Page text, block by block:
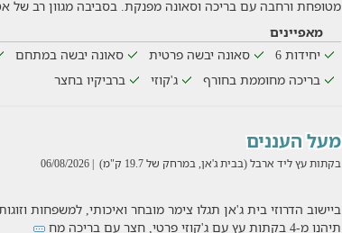
מטופחת ורחבה עם בריכה וסאונה מפנקת. בסביבה מגוון רב של
מאפיינים
יחידות 6
סאונה יבשה פרטית סאונה יבשה במתחם
בריכה מחוממת בחורף
ג'קוזי ברביקיו בחצר
מעל העננים
בקתות עץ ליד ארבל (בבית ג'אן, במרחק של 19.7 ק"מ) | 06/08/2026
ביישוב הדרוזי בית ג'אן תגלו צימר מובחר ואיכותי, למשפחות
תיהנו מ-4 בקתות עץ עם ג'קוזי פרטי, חצר עם בריכה מח